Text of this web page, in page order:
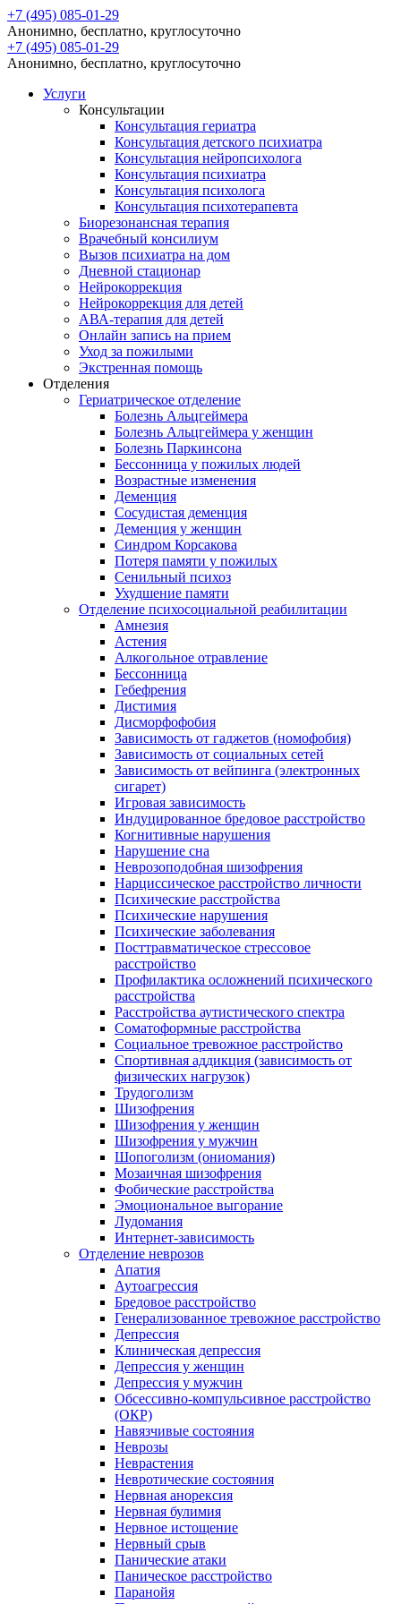
+7 (495) 085-01-29
Анонимно, бесплатно, круглосуточно
+7 (495) 085-01-29
Анонимно, бесплатно, круглосуточно
Услуги
Консультации
Консультация гериатра
Консультация детского психиатра
Консультация нейропсихолога
Консультация психиатра
Консультация психолога
Консультация психотерапевта
Биорезонансная терапия
Врачебный консилиум
Вызов психиатра на дом
Дневной стационар
Нейрокоррекция
Нейрокоррекция для детей
АВА-терапия для детей
Онлайн запись на прием
Уход за пожилыми
Экстренная помощь
Отделения
Гериатрическое отделение
Болезнь Альцгеймера
Болезнь Альцгеймера у женщин
Болезнь Паркинсона
Бессонница у пожилых людей
Возрастные изменения
Деменция
Сосудистая деменция
Деменция у женщин
Синдром Корсакова
Потеря памяти у пожилых
Сенильный психоз
Ухудшение памяти
Отделение психосоциальной реабилитации
Амнезия
Астения
Алкогольное отравление
Бессонница
Гебефрения
Дистимия
Дисморфофобия
Зависимость от гаджетов (номофобия)
Зависимость от социальных сетей
Зависимость от вейпинга (электронных
сигарет)
Игровая зависимость
Индуцированное бредовое расстройство
Когнитивные нарушения
Нарушение сна
Неврозоподобная шизофрения
Нарциссическое расстройство личности
Психические расстройства
Психические нарушения
Психические заболевания
Посттравматическое стрессовое
расстройство
Профилактика осложнений психического
расстройства
Расстройства аутистического спектра
Соматоформные расстройства
Социальное тревожное расстройство
Спортивная аддикция (зависимость от
физических нагрузок)
Трудоголизм
Шизофрения
Шизофрения у женщин
Шизофрения у мужчин
Шопоголизм (ониомания)
Мозаичная шизофрения
Фобические расстройства
Эмоциональное выгорание
Лудомания
Интернет-зависимость
Отделение неврозов
Апатия
Аутоагрессия
Бредовое расстройство
Генерализованное тревожное расстройство
Депрессия
Клиническая депрессия
Депрессия у женщин
Депрессия у мужчин
Обсессивно-компульсивное расстройство
(ОКР)
Навязчивые состояния
Неврозы
Неврастения
Невротические состояния
Нервная анорексия
Нервная булимия
Нервное истощение
Нервный срыв
Панические атаки
Паническое расстройство
Паранойя